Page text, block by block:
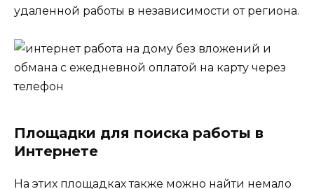
удаленной работы в независимости от региона.
Площадки для поиска работы в
Интернете
На этих площадках также можно найти немало